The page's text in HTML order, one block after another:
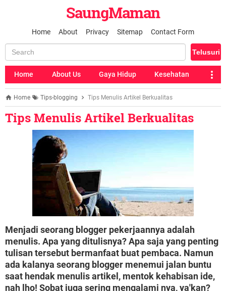
SaungMaman
Home About Privacy Sitemap Contact Form
Home About Us Gaya Hidup Kesehatan
Home Tips-blogging Tips Menulis Artikel Berkualitas
Tips Menulis Artikel Berkualitas
Menjadi seorang blogger pekerjaannya adalah
menulis. Apa yang ditulisnya? Apa saja yang penting
tulisan tersebut bermanfaat buat pembaca. Namun
ada kalanya seorang blogger menemui jalan buntu
saat hendak menulis artikel, mentok kehabisan ide,
nah lho! Sobat juga sering mengalami nya, ya'kan?